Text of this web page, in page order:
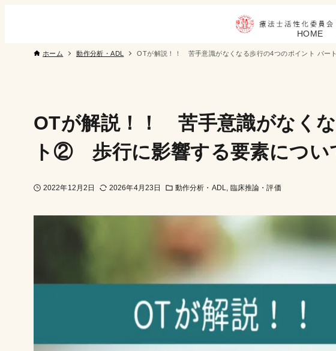
HOME
ホーム 動作分析・ADL OTが解説！！ 苦手意識がなくなる歩行の4つのポイント パ
OTが解説！！ 苦手意識がなく
ト② 歩行に影響する要素につい
2022年12月2日 2026年4月23日 動作分析・ADL 臨床推論・評価